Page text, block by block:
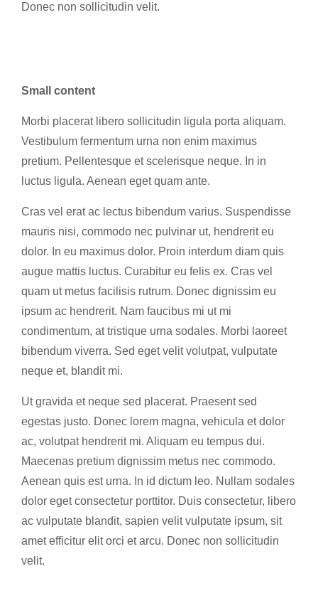
Donec non sollicitudin velit.
Small content
Morbi placerat libero sollicitudin ligula porta aliquam.
Vestibulum fermentum urna non enim maximus
pretium. Pellentesque et scelerisque neque. In in
luctus ligula. Aenean eget quam ante.
Cras vel erat ac lectus bibendum varius. Suspendisse
mauris nisi, commodo nec pulvinar ut, hendrerit eu
dolor. In eu maximus dolor. Proin interdum diam quis
augue mattis luctus. Curabitur eu felis ex. Cras vel
quam ut metus facilisis rutrum. Donec dignissim eu
ipsum ac hendrerit. Nam faucibus mi ut mi
condimentum, at tristique urna sodales. Morbi laoreet
bibendum viverra. Sed eget velit volutpat, vulputate
neque et, blandit mi.
Ut gravida et neque sed placerat. Praesent sed
egestas justo. Donec lorem magna, vehicula et dolor
ac, volutpat hendrerit mi. Aliquam eu tempus dui.
Maecenas pretium dignissim metus nec commodo.
Aenean quis est urna. In id dictum leo. Nullam sodales
dolor eget consectetur porttitor. Duis consectetur, libero
ac vulputate blandit, sapien velit vulputate ipsum, sit
amet efficitur elit orci et arcu. Donec non sollicitudin
velit.